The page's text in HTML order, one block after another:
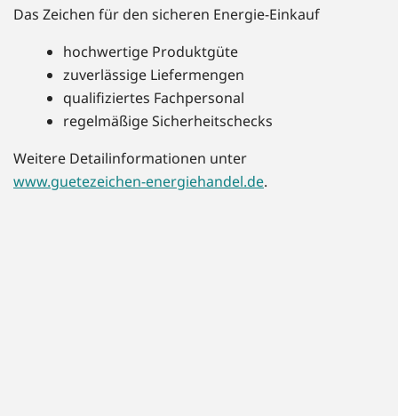
Das Zeichen für den sicheren Energie-Einkauf
hochwertige Produktgüte
zuverlässige Liefermengen
qualifiziertes Fachpersonal
regelmäßige Sicherheitschecks
Weitere Detailinformationen unter
www.guetezeichen-energiehandel.de.